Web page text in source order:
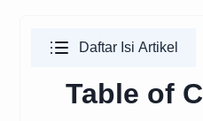
Daftar Isi Artikel
Table of